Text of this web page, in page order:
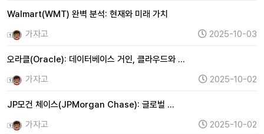
Walmart(WMT) 완벽 분석: 현재와 미래 가치
가자고
2025-10-03
오라클(Oracle): 데이터베이스 거인, 클라우드와 …
가자고
2025-10-02
JP모건 체이스(JPMorgan Chase): 글로벌 …
가자고
2025-10-02